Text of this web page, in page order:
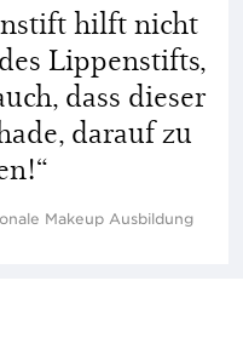
hilft nicht
Lippenstifts,
dass dieser
darauf zu
Makeup Ausbildung